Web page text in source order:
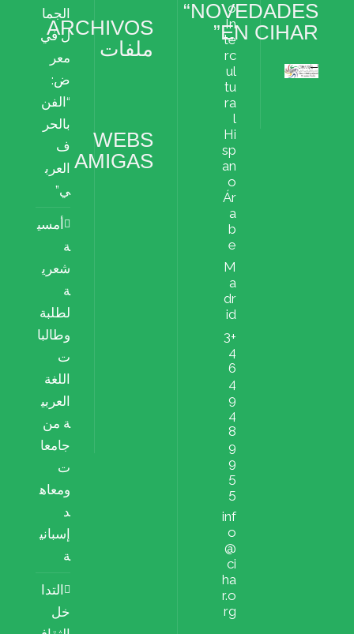
الجما
ل في
معر
ض:
“الفن
بالحر
ف
العرب
ي”
أمسي
ة
شعري
ة
لطلبة
وطالبا
ت
اللغة
العربي
ة من
جامعا
ت
ومعاه
د
إسباني
ة
التدا
خل
ARCHIVOS
ملفات
WEBS
AMIGAS
o
In
te
rc
ul
tu
ra
l
Hi
sp
an
o
Ár
a
b
e
M
a
dr
id
+3
4
6
4
9
4
8
9
9
5
5
inf
o
@
ci
ha
r.o
rg
“NOVEDADES
EN CIHAR”